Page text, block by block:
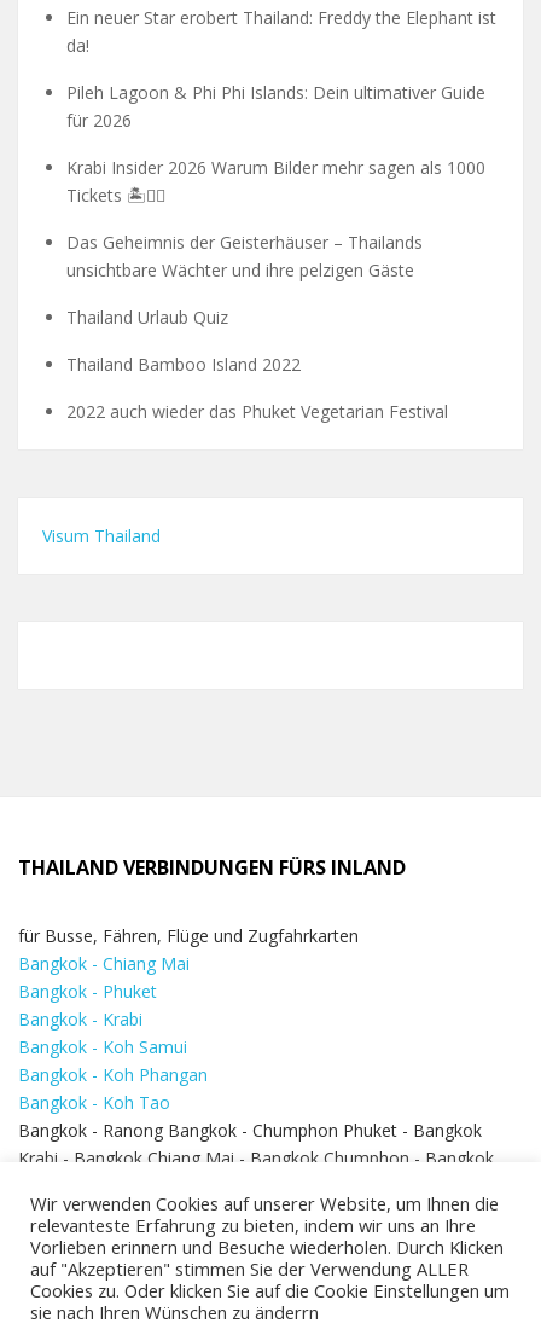
Ein neuer Star erobert Thailand: Freddy the Elephant ist
da!
Pileh Lagoon & Phi Phi Islands: Dein ultimativer Guide
für 2026
Krabi Insider 2026 Warum Bilder mehr sagen als 1000
Tickets 🏝️🧗‍♂️
Das Geheimnis der Geisterhäuser – Thailands
unsichtbare Wächter und ihre pelzigen Gäste
Thailand Urlaub Quiz
Thailand Bamboo Island 2022
2022 auch wieder das Phuket Vegetarian Festival
Visum Thailand
THAILAND VERBINDUNGEN FÜRS INLAND
für Busse, Fähren, Flüge und Zugfahrkarten
Bangkok - Chiang Mai
Bangkok - Phuket
Bangkok - Krabi
Bangkok - Koh Samui
Bangkok - Koh Phangan
Bangkok - Koh Tao
Bangkok - Ranong Bangkok - Chumphon Phuket - Bangkok
Krabi - Bangkok Chiang Mai - Bangkok Chumphon - Bangkok
Bangkok - Hua Hin
Wir verwenden Cookies auf unserer Website, um Ihnen die
relevanteste Erfahrung zu bieten, indem wir uns an Ihre
Vorlieben erinnern und Besuche wiederholen. Durch Klicken
auf "Akzeptieren" stimmen Sie der Verwendung ALLER
Cookies zu. Oder klicken Sie auf die Cookie Einstellungen um
sie nach Ihren Wünschen zu änderrn